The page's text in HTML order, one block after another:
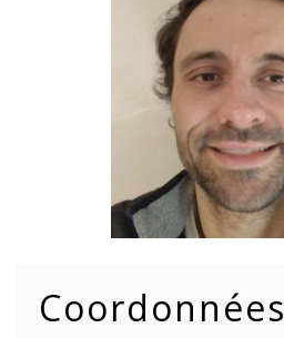
Coordonnées